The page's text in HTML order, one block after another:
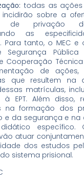
todas as
sobre a
de privação
as
Para tanto, o MEC e
Segurança
Cooperação
de ações,
que resultem na
matrículas,
à EPT. Além disso,
na formação dos
e da segurança e na
específico.
atuar
dos estudos
sistema prisional.